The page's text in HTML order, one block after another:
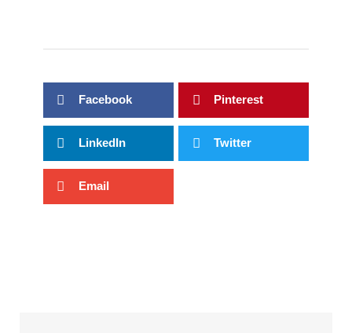
Facebook Pinterest
LinkedIn Twitter
Email